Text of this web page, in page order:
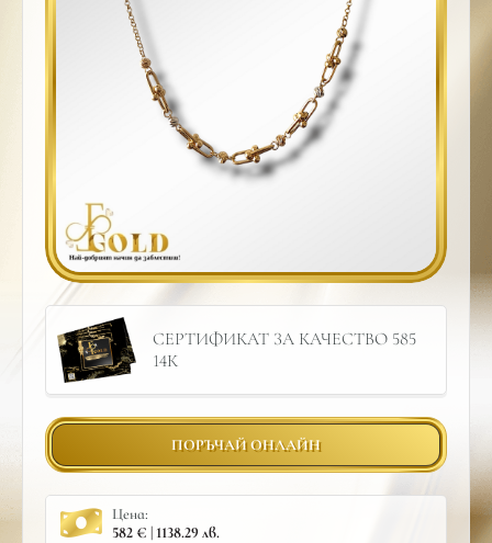
СЕРТИФИКАТ ЗА КАЧЕСТВО 585
14К
ПОРЪЧАЙ ОНЛАЙН
Цена:
582 € | 1138.29 лв.